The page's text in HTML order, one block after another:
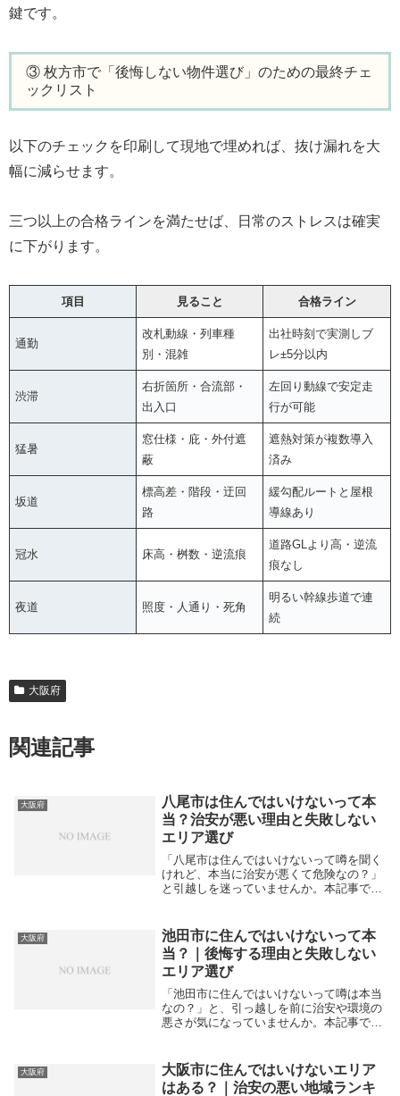
鍵です。
③ 枚方市で「後悔しない物件選び」のための最終チェ
ックリスト
以下のチェックを印刷して現地で埋めれば、抜け漏れを大
幅に減らせます。
三つ以上の合格ラインを満たせば、日常のストレスは確実
に下がります。
項目 見ること 合格ライン
通勤
改札動線・列車種
別・混雑
出社時刻で実測しブ
レ±5分以内
渋滞
右折箇所・合流部・
出入口
左回り動線で安定走
行が可能
猛暑
窓仕様・庇・外付遮
蔽
遮熱対策が複数導入
済み
坂道
標高差・階段・迂回
路
緩勾配ルートと屋根
導線あり
冠水 床高・桝数・逆流痕
道路GLより高・逆流
痕なし
夜道 照度・人通り・死角
明るい幹線歩道で連
続
大阪府
関連記事
大阪府
八尾市は住んではいけないって本
当？治安が悪い理由と失敗しない
エリア選び
「八尾市は住んではいけないって噂を聞く
けれど、本当に治安が悪くて危険なの？」
と引越しを迷っていませんか。本記事で
えた、女性やファミリーでも安心して暮ら
せるエリア選びの...
大阪府
池田市に住んではいけないって本
当？｜後悔する理由と失敗しない
エリア選び
「池田市に住んではいけないって噂は本当
なの？」と、引っ越しを前に治安や環境の
悪さが気になっていませんか。本記事で
ない物件選びのポイントを解説します。池
田市に住んでは...
大阪府
大阪市に住んではいけないエリア
はある？｜治安の悪い地域ランキ